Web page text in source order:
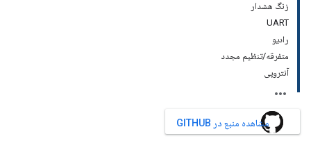
زنگ هشدار
UART
رادیو
متفرقه/تنظیم مجدد
آنتروپی
مشاهده منبع در GITHUB